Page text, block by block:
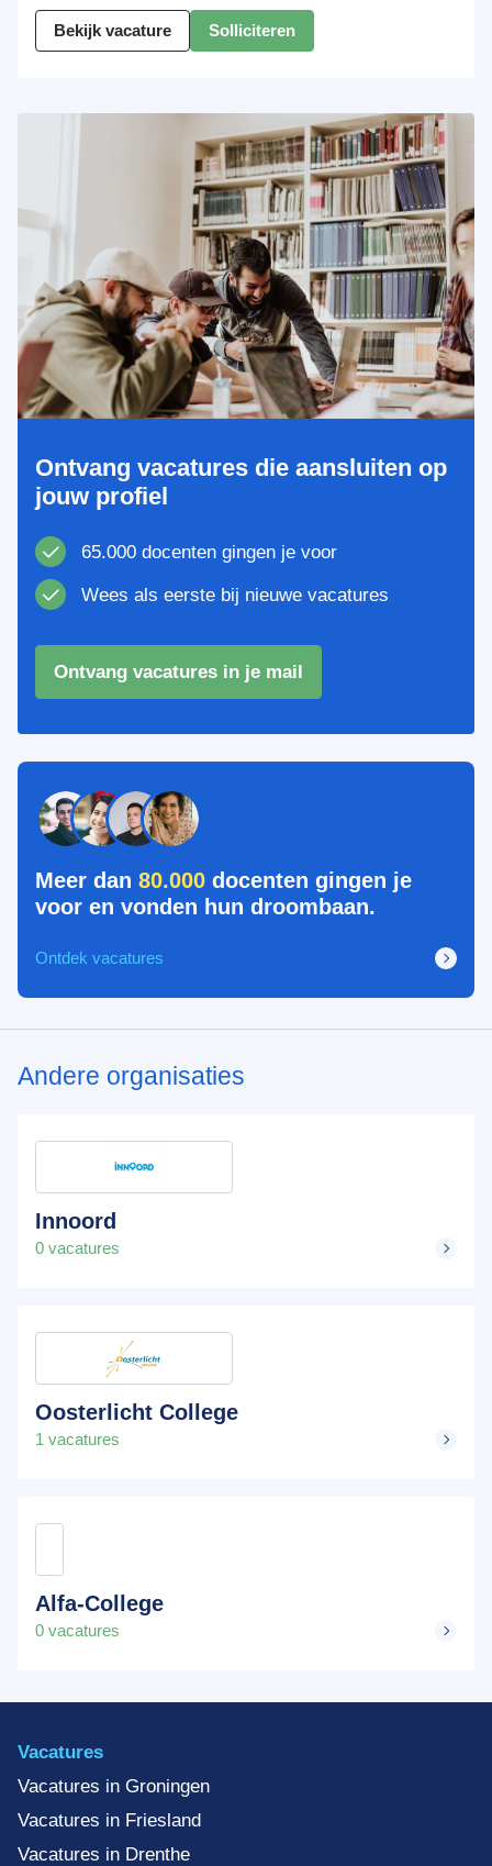
Bekijk vacature Solliciteren
Ontvang vacatures die aansluiten op
jouw profiel
65.000 docenten gingen je voor
Wees als eerste bij nieuwe vacatures
Ontvang vacatures in je mail
Meer dan 80.000 docenten gingen je
voor en vonden hun droombaan.
Ontdek vacatures
Andere organisaties
Innoord
0 vacatures
Oosterlicht College
1 vacatures
Alfa-College
0 vacatures
Vacatures
Vacatures in Groningen
Vacatures in Friesland
Vacatures in Drenthe